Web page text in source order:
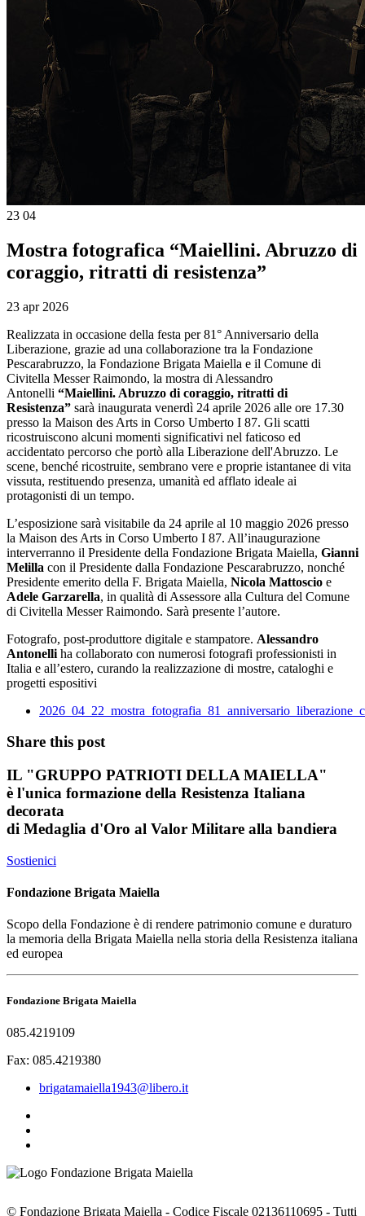
23 04
Mostra fotografica “Maiellini. Abruzzo di
coraggio, ritratti di resistenza”
23 apr 2026
Realizzata in occasione della festa per 81° Anniversario della
Liberazione, grazie ad una collaborazione tra la Fondazione
Pescarabruzzo, la Fondazione Brigata Maiella e il Comune di
Civitella Messer Raimondo, la mostra di Alessandro
Antonelli “Maiellini. Abruzzo di coraggio, ritratti di
Resistenza” sarà inaugurata venerdì 24 aprile 2026 alle ore 17.30
presso la Maison des Arts in Corso Umberto I 87. Gli scatti
ricostruiscono alcuni momenti significativi nel faticoso ed
accidentato percorso che portò alla Liberazione dell'Abruzzo. Le
scene, benché ricostruite, sembrano vere e proprie istantanee di vita
vissuta, restituendo presenza, umanità ed afflato ideale ai
protagonisti di un tempo.
L’esposizione sarà visitabile da 24 aprile al 10 maggio 2026 presso
la Maison des Arts in Corso Umberto I 87. All’inaugurazione
interverranno il Presidente della Fondazione Brigata Maiella, Gianni
Melilla con il Presidente dalla Fondazione Pescarabruzzo, nonché
Presidente emerito della F. Brigata Maiella, Nicola Mattoscio e
Adele Garzarella, in qualità di Assessore alla Cultura del Comune
di Civitella Messer Raimondo. Sarà presente l’autore.
Fotografo, post-produttore digitale e stampatore. Alessandro
Antonelli ha collaborato con numerosi fotografi professionisti in
Italia e all’estero, curando la realizzazione di mostre, cataloghi e
progetti espositivi
Share this post
IL "GRUPPO PATRIOTI DELLA MAIELLA"
è l'unica formazione della Resistenza Italiana
decorata
di Medaglia d'Oro al Valor Militare alla bandiera
Sostienici
Fondazione Brigata Maiella
Scopo della Fondazione è di rendere patrimonio comune e duraturo
la memoria della Brigata Maiella nella storia della Resistenza italiana
ed europea
Fondazione Brigata Maiella
085.4219109
Fax: 085.4219380
brigatamaiella1943@libero.it
© Fondazione Brigata Maiella - Codice Fiscale 02136110695 - Tutti